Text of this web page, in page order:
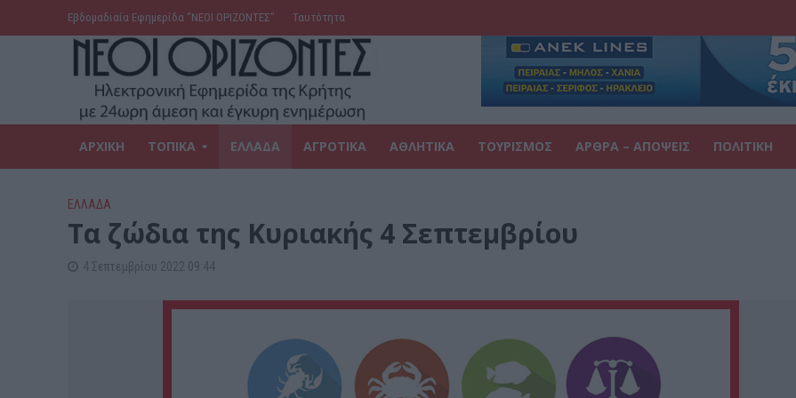
Εβδομαδιαία Εφημερίδα ‘’ΝΕΟΙ ΟΡΙΖΟΝΤΕΣ’’ Ταυτότητα
ΑΡΧΙΚΗ ΤΟΠΙΚΑ ΕΛΛΑΔΑ ΑΓΡΟΤΙΚΑ ΑΘΛΗΤΙΚΑ ΤΟΥΡΙΣΜΟΣ ΑΡΘΡΑ – ΑΠΟΨΕΙΣ ΠΟΛΙΤΙΚΗ
ΕΛΛΑΔΑ
Τα ζώδια της Κυριακής 4 Σεπτεμβρίου
4 Σεπτεμβρίου 2022 09:44